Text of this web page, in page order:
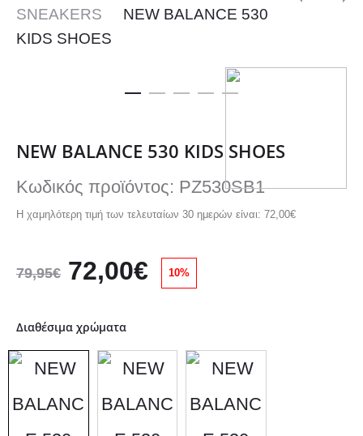
SNEAKERS
NEW BALANCE 530
KIDS SHOES
NEW BALANCE 530 KIDS SHOES
Κωδικός προϊόντος: PZ530SB1
Η χαμηλότερη τιμή των τελευταίων 30 ημερών είναι: 72,00€
79,95€ Original
price
was:
72,00€Η
τιμή
10%
Διαθέσιμα χρώματα